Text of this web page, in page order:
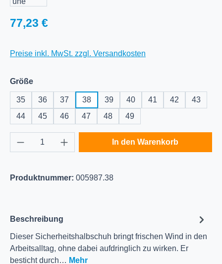
Regulärer Preis:
77,23 €
Preise inkl. MwSt. zzgl. Versandkosten
Größeauswählen
35 36 37 38 39 40 41 42
43
44
45 46 47 48 49
Produkt Anzahl: Gib den gewünschten
In den Warenkorb
Produktnummer: 005987.38
Beschreibung
Dieser Sicherheitshalbschuh bringt frischen Wind in den
Arbeitsalltag, ohne dabei aufdringlich zu wirken. Er
besticht durch… Mehr